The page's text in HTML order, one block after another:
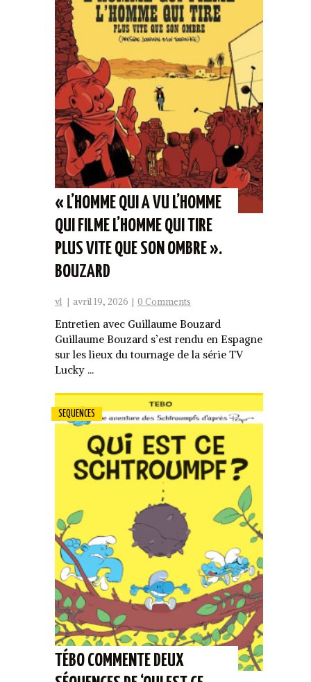
« L’HOMME QUI A VU L’HOMME
QUI FILME L’HOMME QUI TIRE
PLUS VITE QUE SON OMBRE ».
BOUZARD
vl | avril 19, 2026 | 0 Comments
Entretien avec Guillaume Bouzard
Guillaume Bouzard s’est rendu en Espagne
sur les lieux du tournage de la série TV
Lucky ...
SEQUENCES
TÉBO COMMENTE DEUX